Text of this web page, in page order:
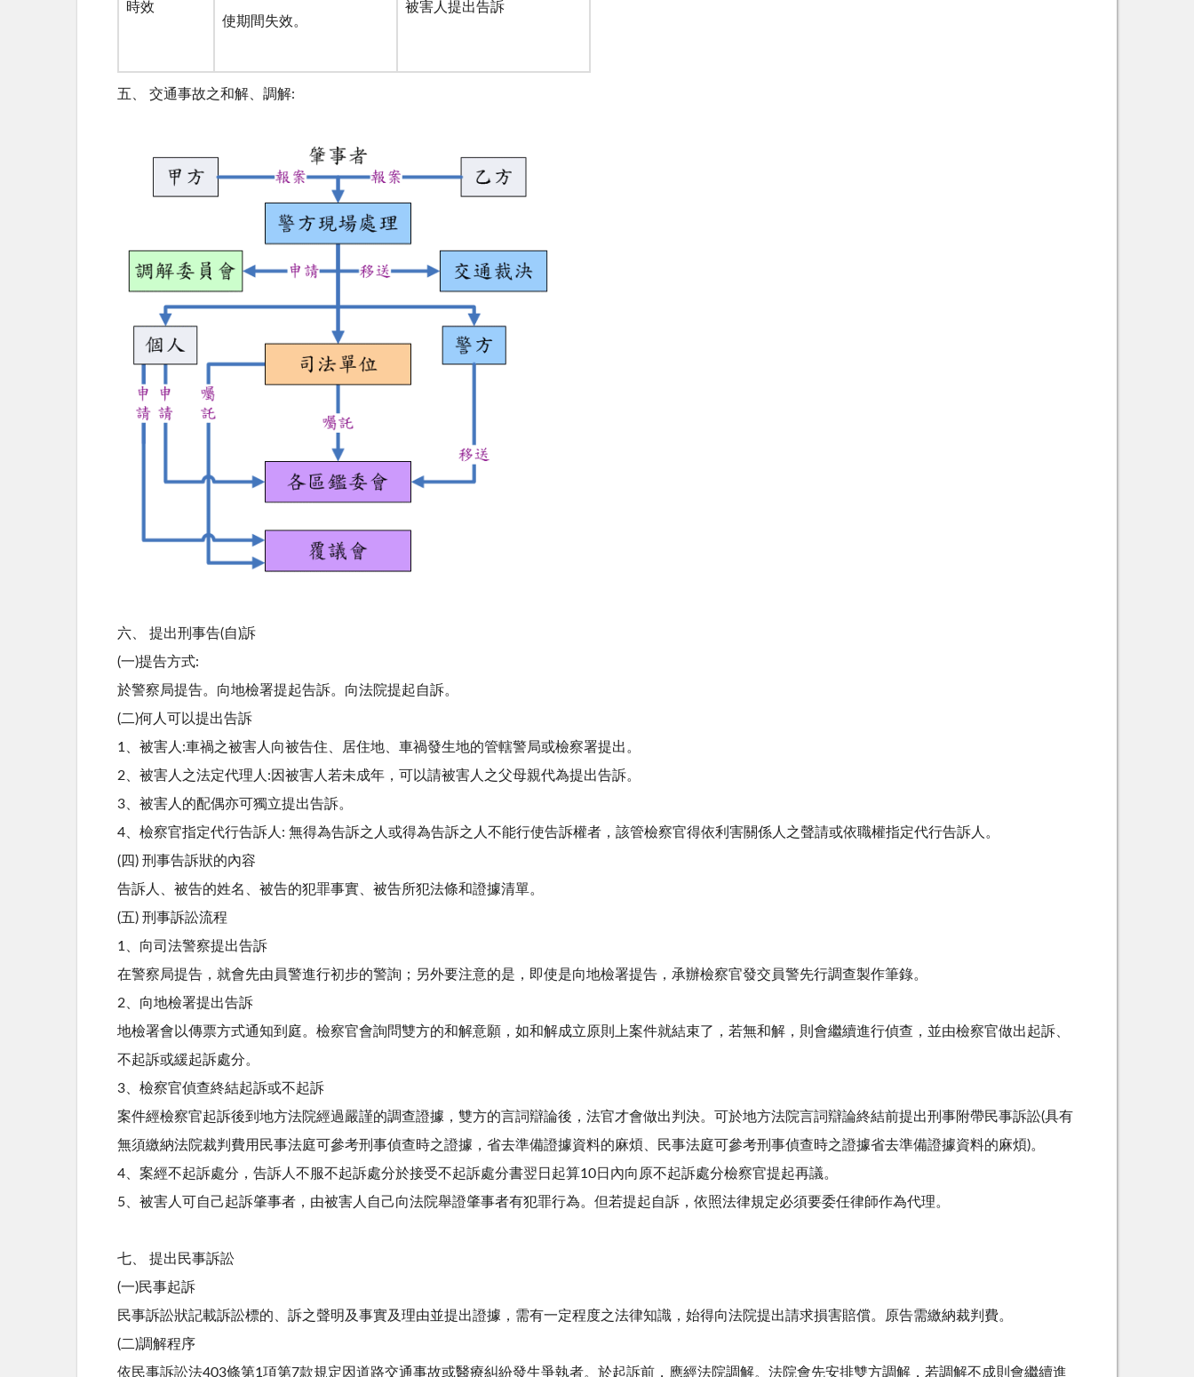
時效
使期間失效。
被害人提出告訴
五、 交通事故之和解、調解:
六、 提出刑事告(自)訴
(一)提告方式:
於警察局提告。向地檢署提起告訴。向法院提起自訴。
(二)何人可以提出告訴
1、被害人:車禍之被害人向被告住、居住地、車禍發生地的管轄警局或檢察署提出。
2、被害人之法定代理人:因被害人若未成年，可以請被害人之父母親代為提出告訴。
3、被害人的配偶亦可獨立提出告訴。
4、檢察官指定代行告訴人: 無得為告訴之人或得為告訴之人不能行使告訴權者，該管檢察官得依利害關係人之聲請或依職權指定代行告訴人。
(四) 刑事告訴狀的內容
告訴人、被告的姓名、被告的犯罪事實、被告所犯法條和證據清單。
(五) 刑事訴訟流程
1、向司法警察提出告訴
在警察局提告，就會先由員警進行初步的警詢；另外要注意的是，即使是向地檢署提告，承辦檢察官發交員警先行調查製作筆錄。
2、向地檢署提出告訴
地檢署會以傳票方式通知到庭。檢察官會詢問雙方的和解意願，如和解成立原則上案件就結束了，若無和解，則會繼續進行偵查，並由檢察官做出起訴、
不起訴或緩起訴處分。
3、檢察官偵查終結起訴或不起訴
案件經檢察官起訴後到地方法院經過嚴謹的調查證據，雙方的言詞辯論後，法官才會做出判決。可於地方法院言詞辯論終結前提出刑事附帶民事訴訟(具有
無須繳納法院裁判費用民事法庭可參考刑事偵查時之證據，省去準備證據資料的麻煩、民事法庭可參考刑事偵查時之證據省去準備證據資料的麻煩)。
4、案經不起訴處分，告訴人不服不起訴處分於接受不起訴處分書翌日起算10日內向原不起訴處分檢察官提起再議。
5、被害人可自己起訴肇事者，由被害人自己向法院舉證肇事者有犯罪行為。但若提起自訴，依照法律規定必須要委任律師作為代理。
七、 提出民事訴訟
(一)民事起訴
民事訴訟狀記載訴訟標的、訴之聲明及事實及理由並提出證據，需有一定程度之法律知識，始得向法院提出請求損害賠償。原告需繳納裁判費。
(二)調解程序
依民事訴訟法403條第1項第7款規定因道路交通事故或醫療糾紛發生爭執者。於起訴前，應經法院調解。法院會先安排雙方調解，若調解不成則會繼續進